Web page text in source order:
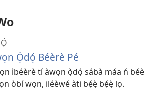
Ọ̀dọ́ Béèrè Pé
ìbéèrè tí àwọn ọ̀dọ́ sábà máa ń
òbí wọn, iléèwé àti bẹ́ẹ̀ bẹ́ẹ̀ lọ.